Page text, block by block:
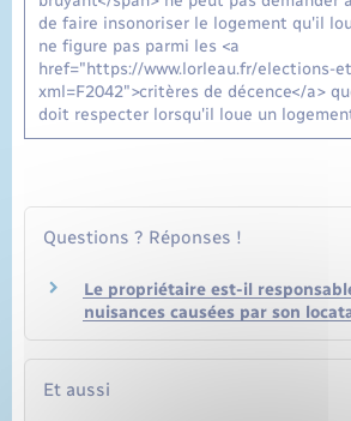
de faire insonoriser le logement qu'il
ne figure pas parmi les <a
href="https://www.lorleau.fr/elections-
xml=F2042">critères de décence</a>
doit respecter lorsqu'il loue un
Questions ? Réponses !
Le propriétaire est-il
nuisances causées par son
Et aussi